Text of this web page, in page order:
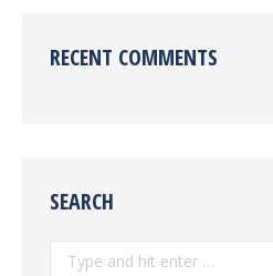
RECENT COMMENTS
SEARCH
Search: